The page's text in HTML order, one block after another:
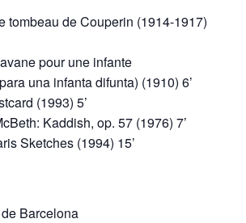
tombeau de Couperin (1914-1917)
pour une infante
una infanta difunta) (1910) 6’
(1993) 5’
Kaddish, op. 57 (1976) 7’
Sketches (1994) 15’
Barcelona